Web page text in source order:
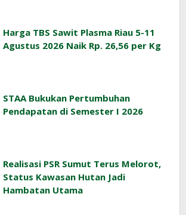
Harga TBS Sawit Plasma Riau 5-11
Agustus 2026 Naik Rp. 26,56 per Kg
STAA Bukukan Pertumbuhan
Pendapatan di Semester I 2026
Realisasi PSR Sumut Terus Melorot,
Status Kawasan Hutan Jadi
Hambatan Utama